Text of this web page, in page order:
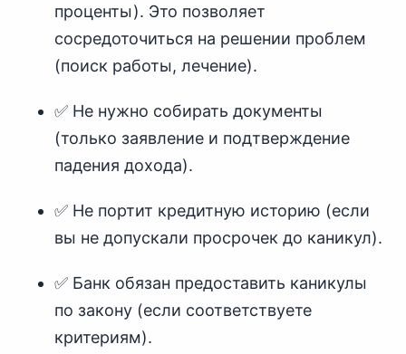
проценты). Это позволяет
сосредоточиться на решении проблем
(поиск работы, лечение).
✅ Не нужно собирать документы
(только заявление и подтверждение
падения дохода).
✅ Не портит кредитную историю (если
вы не допускали просрочек до каникул).
✅ Банк обязан предоставить каникулы
по закону (если соответствуете
критериям).